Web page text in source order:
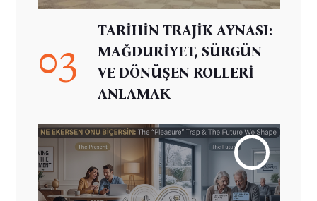
03
TARİHİN TRAJİK AYNASI:
MAĞDURİYET, SÜRGÜN
VE DÖNÜŞEN ROLLERİ
ANLAMAK